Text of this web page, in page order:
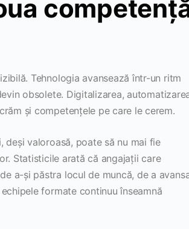
Tehnologia avansează într-un ritm
obsolete. Digitalizarea,
și competențele pe care le cerem.
valoroasă, poate să nu mai fie
Statisticile arată că angajații care
a-și păstra locul de muncă, de a
formate continuu înseamnă